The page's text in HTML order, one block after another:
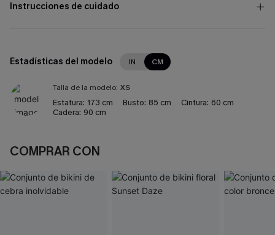
Instrucciones de cuidado
Estadísticas del modelo IN CM
Talla de la modelo: XS
Estatura: 173 cm Busto: 85 cm Cintura: 60 cm
Cadera: 90 cm
COMPRAR CON